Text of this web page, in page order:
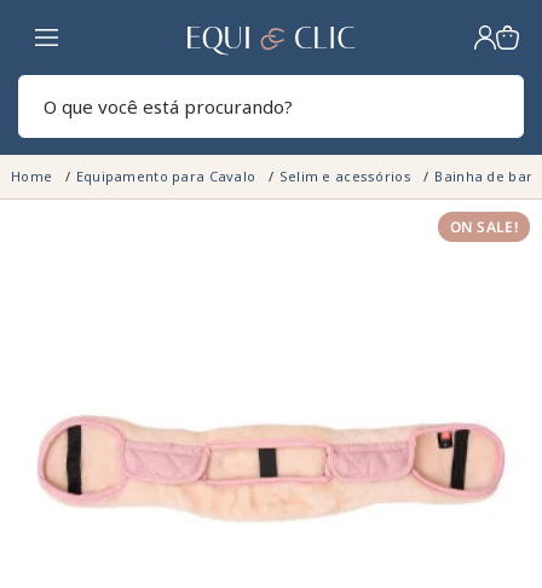
Lar
Home Equipamento para Cavalo Selim e acessórios Bainha de
ON SALE!